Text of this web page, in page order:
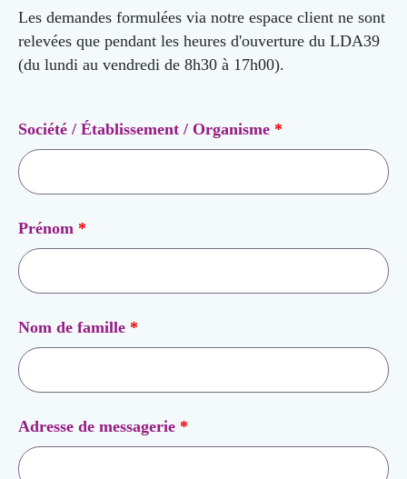
Les demandes formulées via notre espace client ne sont
relevées que pendant les heures d'ouverture du LDA39
(du lundi au vendredi de 8h30 à 17h00).
Société / Établissement / Organisme *
Prénom *
Nom de famille *
Adresse de messagerie *